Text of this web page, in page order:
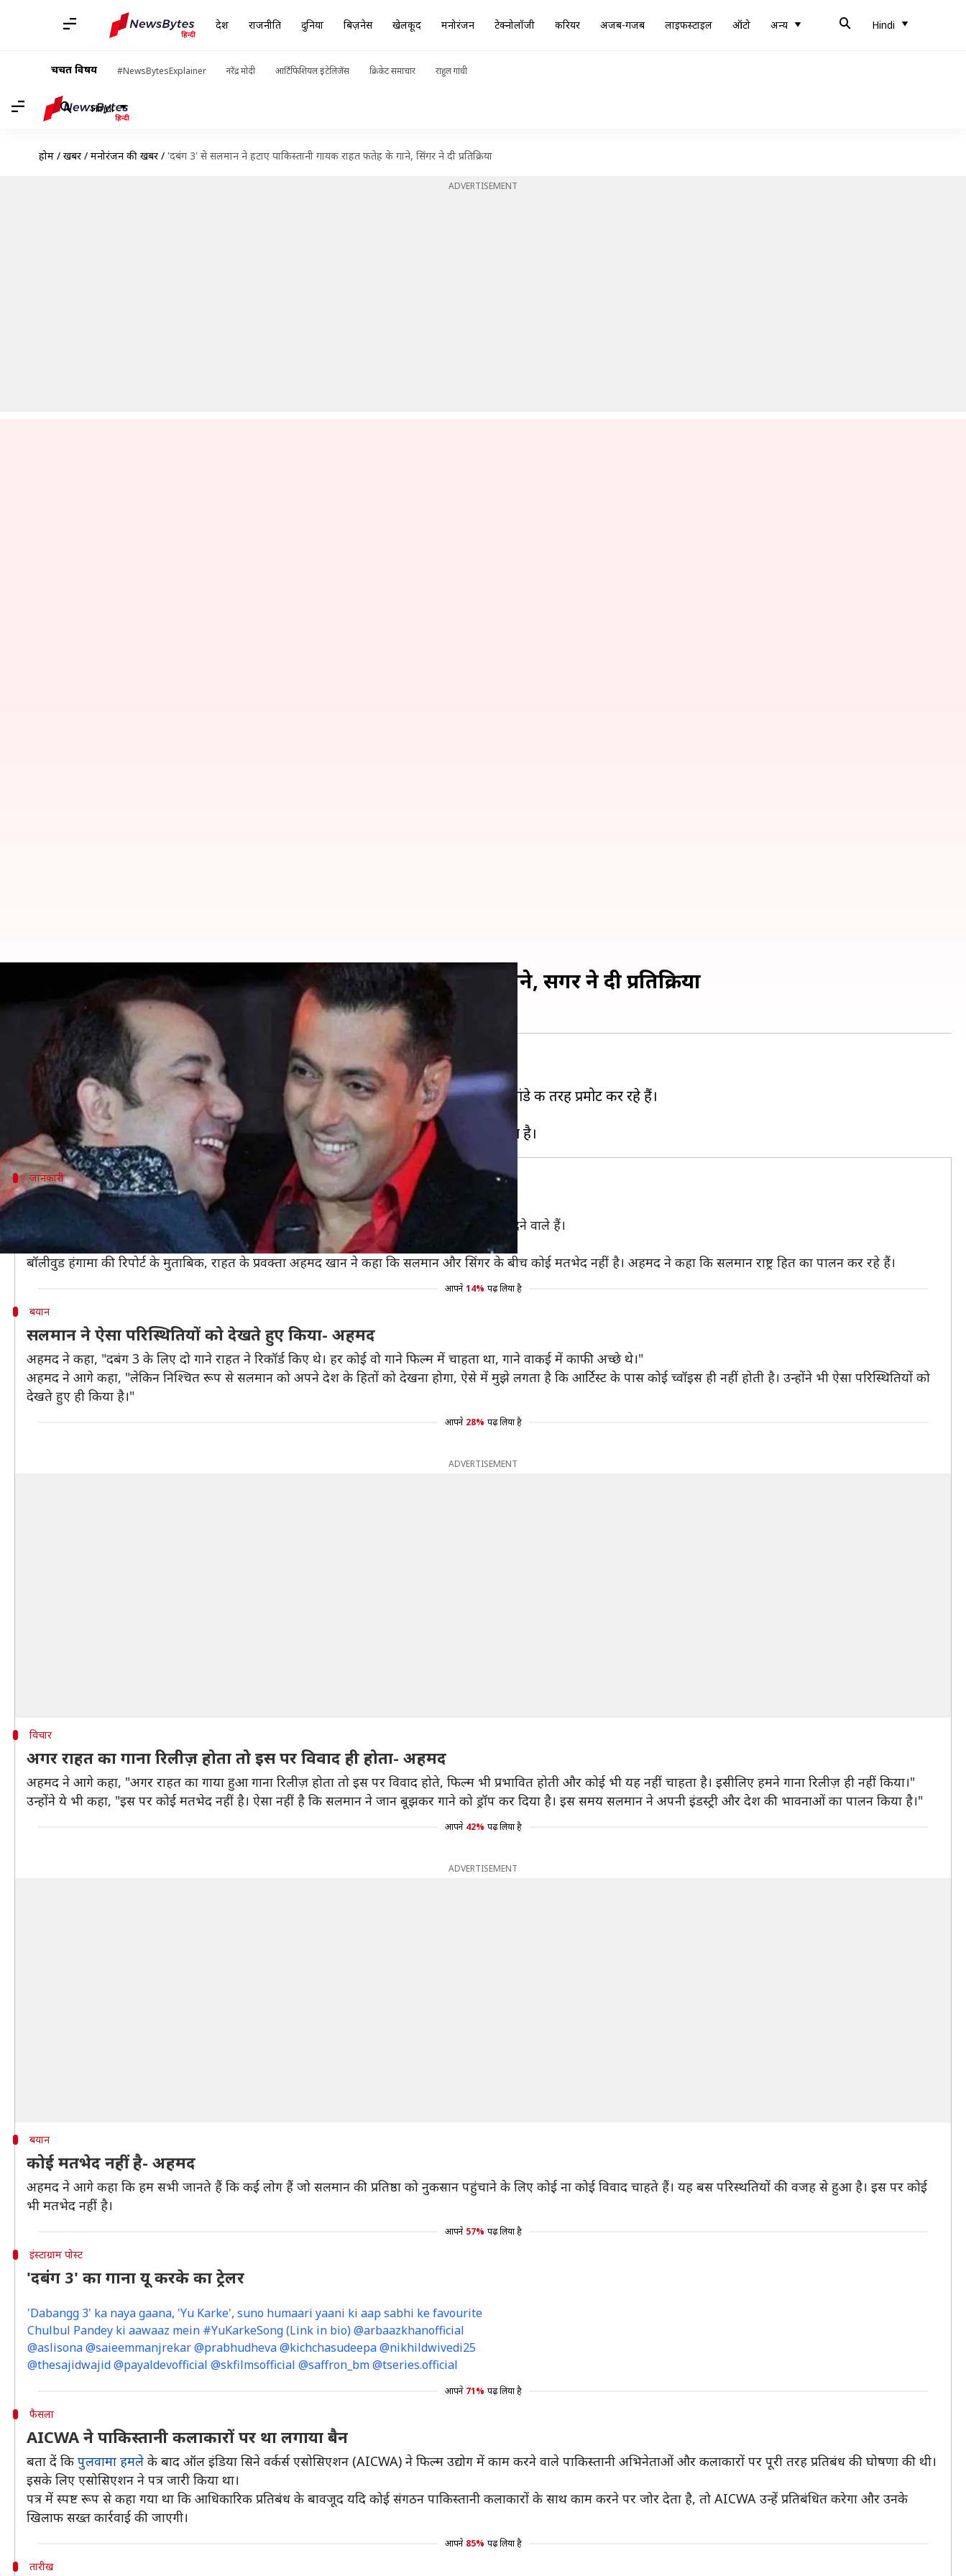
देश राजनीति दुनिया बिज़नेस खेलकूद मनोरंजन टेक्नोलॉजी करियर अजब-गजब लाइफस्टाइल ऑटो अन्य Hindi
चर्चित विषय #NewsBytesExplainer नरेंद्र मोदी आर्टिफिशियल इंटेलिजेंस क्रिकेट समाचार राहुल गांधी
Hindi
होम / खबरें / मनोरंजन की खबरें / 'दबंग 3' से सलमान ने हटाए पाकिस्तानी गायक राहत फतेह के गाने, सिंगर ने दी प्रतिक्रिया
ADVERTISEMENT
'दबंग 3' से सलमान ने हटाए पाकिस्तानी गायक राहत फतेह के गाने, सिंगर ने दी प्रतिक्रिया
Nov 11, 2019 08:43 pm
क्या है खबर?
अभिनेता सलमान खान की आने वाली फिल्म 'दबंग 3' लंबे समय से चर्चे में हैं।
फिल्म केप्रोमो से ट्रेलरतक को दर्शकों ने काफी पसंद किया। सलमान भी अपनी फिल्म को चुलबुल पांडे की तरह प्रमोट कर रहे हैं।
वहीं, 'दबंग 3' को लेकर अब एक बड़ी जानकारी सामने आई है।
जानकारी
राहत ने फिल्म के लिए रिकॉर्ड किए थे दो गाने
दरअसल, राहत ने 'दबंग 3' के लिए दो गाने रिकॉर्ड किए थे। लेकिन अब दोनों ही गाने फिल्म में सुनाई नहीं देने वाले हैं।
इस मामले पर राहत के प्रवक्ता का भी बयान आ गया है।
बॉलीवुड हंगामा की रिपोर्ट के मुताबिक, राहत के प्रवक्ता अहमद खान ने कहा कि सलमान और सिंगर के बीच कोई मतभेद नहीं है। अहमद ने कहा कि सलमान राष्ट्र हित का पालन कर रहे हैं।
आपने 14% पढ़ लिया है
बयान
सलमान ने ऐसा परिस्थितियों को देखते हुए किया- अहमद
अहमद ने कहा, "दबंग 3 के लिए दो गाने राहत ने रिकॉर्ड किए थे। हर कोई वो गाने फिल्म में चाहता था, गाने वाकई में काफी अच्छे थे।"
अहमद ने आगे कहा, "लेकिन निश्चित रूप से सलमान को अपने देश के हितों को देखना होगा, ऐसे में मुझे लगता है कि आर्टिस्ट के पास कोई च्वॉइस ही नहीं होती है। उन्होंने भी ऐसा परिस्थितियों को
देखते हुए ही किया है।"
आपने 28% पढ़ लिया है
ADVERTISEMENT
विचार
अगर राहत का गाना रिलीज़ होता तो इस पर विवाद ही होता- अहमद
अहमद ने आगे कहा, "अगर राहत का गाया हुआ गाना रिलीज़ होता तो इस पर विवाद होते, फिल्म भी प्रभावित होती और कोई भी यह नहीं चाहता है। इसीलिए हमने गाना रिलीज़ ही नहीं किया।"
उन्होंने ये भी कहा, "इस पर कोई मतभेद नहीं है। ऐसा नहीं है कि सलमान ने जान बूझकर गाने को ड्रॉप कर दिया है। इस समय सलमान ने अपनी इंडस्ट्री और देश की भावनाओं का पालन किया है।"
आपने 42% पढ़ लिया है
ADVERTISEMENT
बयान
कोई मतभेद नहीं है- अहमद
अहमद ने आगे कहा कि हम सभी जानते हैं कि कई लोग हैं जो सलमान की प्रतिष्ठा को नुकसान पहुंचाने के लिए कोई ना कोई विवाद चाहते हैं। यह बस परिस्थतियों की वजह से हुआ है। इस पर कोई
भी मतभेद नहीं है।
आपने 57% पढ़ लिया है
इंस्टाग्राम पोस्ट
'दबंग 3' का गाना यू करके का ट्रेलर
'Dabangg 3' ka naya gaana, 'Yu Karke', suno humaari yaani ki aap sabhi ke favourite
Chulbul Pandey ki aawaaz mein #YuKarkeSong (Link in bio) @arbaazkhanofficial
@aslisona @saieemmanjrekar @prabhudheva @kichchasudeepa @nikhildwivedi25
@thesajidwajid @payaldevofficial @skfilmsofficial @saffron_bm @tseries.official
आपने 71% पढ़ लिया है
फैसला
AICWA ने पाकिस्तानी कलाकारों पर था लगाया बैन
बता दें कि पुलवामा हमले के बाद ऑल इंडिया सिने वर्कर्स एसोसिएशन (AICWA) ने फिल्म उद्योग में काम करने वाले पाकिस्तानी अभिनेताओं और कलाकारों पर पूरी तरह प्रतिबंध की घोषणा की थी।
इसके लिए एसोसिएशन ने पत्र जारी किया था।
पत्र में स्पष्ट रूप से कहा गया था कि आधिकारिक प्रतिबंध के बावजूद यदि कोई संगठन पाकिस्तानी कलाकारों के साथ काम करने पर जोर देता है, तो AICWA उन्हें प्रतिबंधित करेगा और उनके
खिलाफ सख्त कार्रवाई की जाएगी।
आपने 85% पढ़ लिया है
तारीख